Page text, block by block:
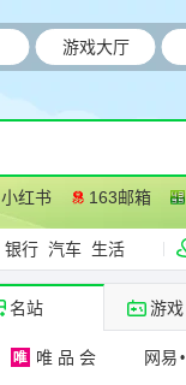
游戏大厅
小红书 163邮箱
银行 汽车 生活
名站 游戏
唯 品 会 网易 •